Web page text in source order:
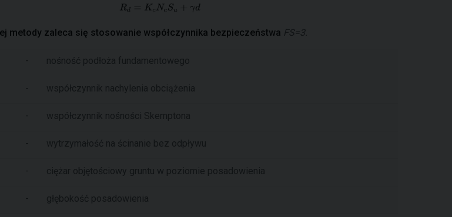
metody zaleca się stosowanie współczynnika bezpieczeństwa FS=3.
- nośność podłoża fundamentowego
- współczynnik nachylenia obciążenia
- współczynnik nośności Skemptona
- wytrzymałość na ścinanie bez odpływu
- ciężar objętościowy gruntu w poziomie posadowienia
- głębokość posadowienia